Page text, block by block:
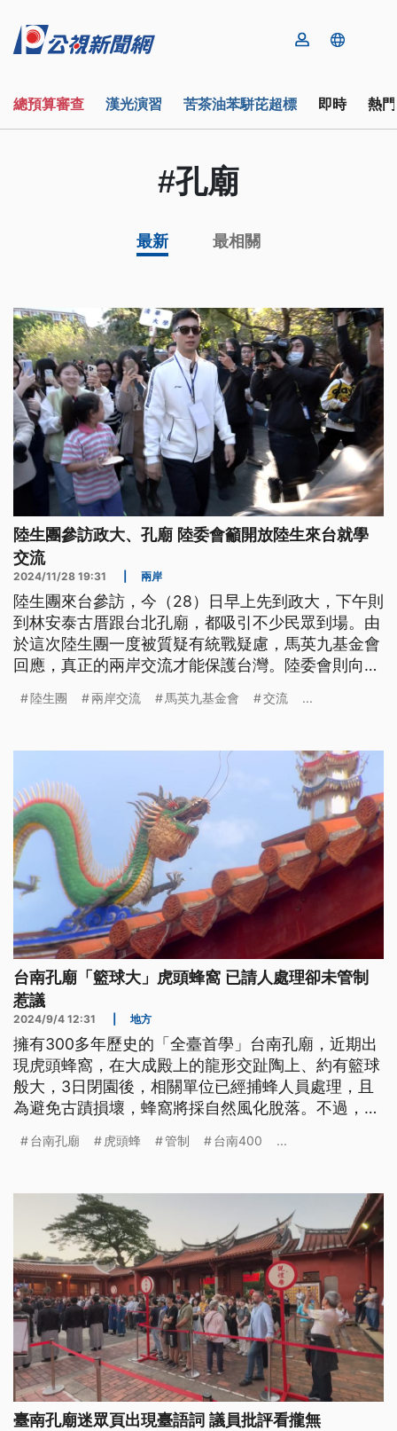
總預算審查 漢光演習 苦茶油苯駢芘超標 即時 熱
#孔廟
最新 最相關
陸生團參訪政大、孔廟 陸委會籲開放陸生來台就學
交流
2024/11/28 19:31 兩岸
陸生團來台參訪，今（28）日早上先到政大，下午則
到林安泰古厝跟台北孔廟，都吸引不少民眾到場。由
於這次陸生團一度被質疑有統戰疑慮，馬英九基金會
回應，真正的兩岸交流才能保護台灣。陸委會則向對
的，應該要真正自由開放，讓陸生來台就學、居住。
陸生團 兩岸交流 馬英九基金會 交流 ...
台南孔廟「籃球大」虎頭蜂窩 已請人處理卻未管制
惹議
2024/9/4 12:31 地方
擁有300多年歷史的「全臺首學」台南孔廟，近期出
現虎頭蜂窩，在大成殿上的龍形交趾陶上、約有籃球
般大，3日閉園後，相關單位已經捕蜂人員處理，且
為避免古蹟損壞，蜂窩將採自然風化脫落。不過，孔
台南孔廟 虎頭蜂 管制 台南400 ...
臺南孔廟迷眾頁出現臺語詞 議員批評看攏無